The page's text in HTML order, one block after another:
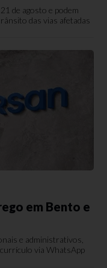
de agosto e podem
das vias afetadas
em Bento e
e administrativos,
via WhatsApp